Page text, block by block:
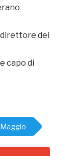
dei
capo di